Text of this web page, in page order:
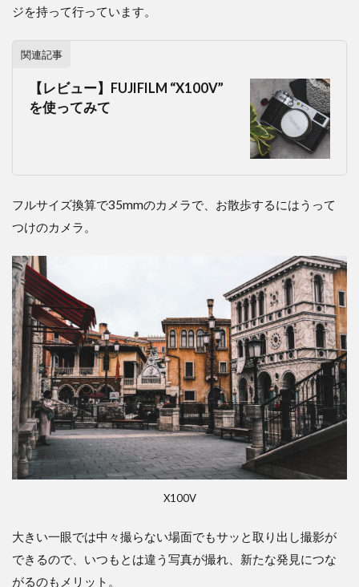
ジを持って行っています。
関連記事
【レビュー】FUJIFILM “X100V”
を使ってみて
フルサイズ換算で35mmのカメラで、お散歩するにはうって
つけのカメラ。
X100V
大きい一眼では中々撮らない場面でもサッと取り出し撮影が
できるので、いつもとは違う写真が撮れ、新たな発見につな
がるのもメリット。